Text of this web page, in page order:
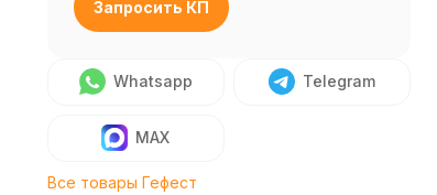
Запросить КП
Whatsapp Telegram
MAX
Все товары Гефест